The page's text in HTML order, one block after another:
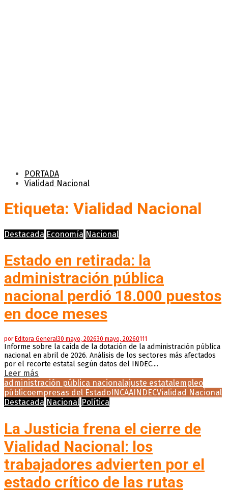
PORTADA
Vialidad Nacional
Etiqueta: Vialidad Nacional
Destacada Economía Nacional
Estado en retirada: la
administración pública
nacional perdió 18.000 puestos
en doce meses
por Editora General30 mayo, 202630 mayo, 20260111
Informe sobre la caída de la dotación de la administración pública
nacional en abril de 2026. Análisis de los sectores más afectados
por el recorte estatal según datos del INDEC....
Leer más
administración pública nacionalajuste estatalempleo
públicoempresas del Estado INCAA INDECVialidad Nacional
Destacada Nacional Política
La Justicia frena el cierre de
Vialidad Nacional: los
trabajadores advierten por el
estado crítico de las rutas